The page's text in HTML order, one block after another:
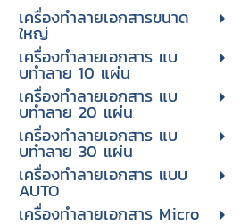
เครื่องทำลายเอกสารขนาด
ใหญ่
เครื่องทําลายเอกสาร แบ
บทําลาย 10 แผ่น
เครื่องทําลายเอกสาร แบ
บทําลาย 20 แผ่น
เครื่องทําลายเอกสาร แบ
บทําลาย 30 แผ่น
เครื่องทำลายเอกสาร แบบ
AUTO
เครื่องทำลายเอกสาร Micro